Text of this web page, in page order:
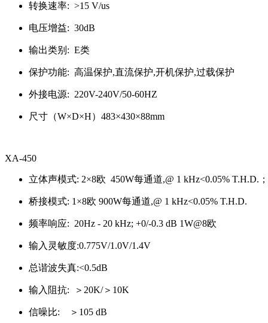
转换速率: >15 V/us
电压增益: 30dB
输出类别: E类
保护功能: 高温保护,直流保护,开机保护,过载保护
外接电源: 220V-240V/50-60HZ
尺寸（W×D×H）483×430×88mm
XA-450
立体声模式: 2×8欧 450W每通道,@ 1 kHz<0.05% T.H.D.
桥接模式: 1×8欧 900W每通道,@ 1 kHz<0.05% T.H.D.
频率响应: 20Hz - 20 kHz; +0/-0.3 dB 1W@8欧
输入灵敏度:0.775V/1.0V/1.4V
总谐波失真:<0.5dB
输入阻抗: ＞20K/＞10K
信噪比: ＞105 dB